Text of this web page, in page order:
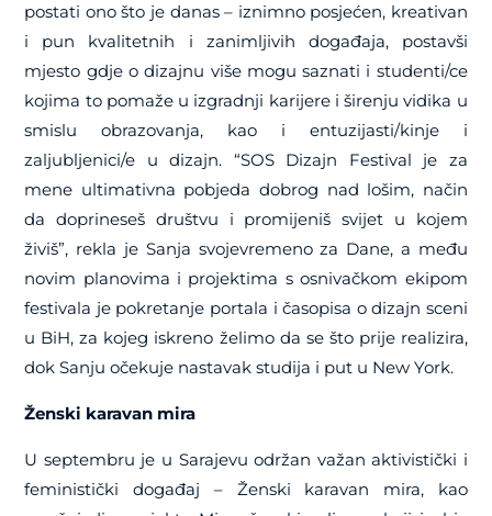
postati ono što je danas – iznimno posjećen, kreativan
i pun kvalitetnih i zanimljivih događaja, postavši
mjesto gdje o dizajnu više mogu saznati i studenti/ce
kojima to pomaže u izgradnji karijere i širenju vidika u
smislu obrazovanja, kao i entuzijasti/kinje i
zaljubljenici/e u dizajn. “SOS Dizajn Festival je za
mene ultimativna pobjeda dobrog nad lošim, način
da doprineseš društvu i promijeniš svijet u kojem
živiš”, rekla je Sanja svojevremeno za Dane, a među
novim planovima i projektima s osnivačkom ekipom
festivala je pokretanje portala i časopisa o dizajn sceni
u BiH, za kojeg iskreno želimo da se što prije realizira,
dok Sanju očekuje nastavak studija i put u New York.
Ženski karavan mira
U septembru je u Sarajevu održan važan aktivistički i
feministički događaj – Ženski karavan mira, kao